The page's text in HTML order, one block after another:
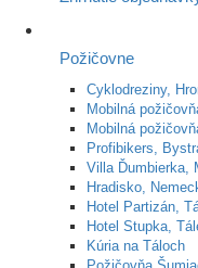
Požičovne
Cyklodreziny,
Mobilná
Mobilná
Profibikers,
Villa Ďumbierka,
Hradisko,
Hotel Partizán,
Hotel Stupka,
Kúria na Táloch